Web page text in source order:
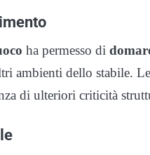
ha permesso di
ambienti dello stabile.
di ulteriori criticità